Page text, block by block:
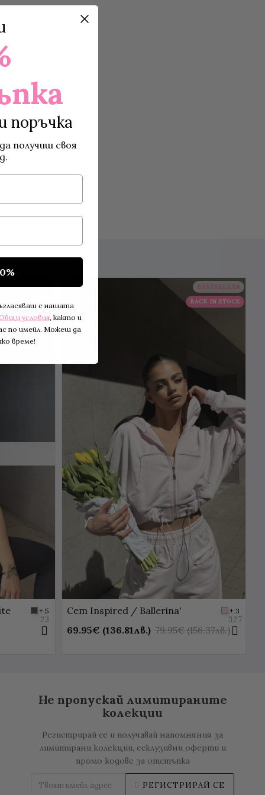
+ 5
23
BESTSELLER
BACK IN STOCK
-13 %
Сет Inspired / Ballerina' + 3
69.95€ (136.81лв.) 79.95€ (156.37лв.)
327
Не пропускай лимитираните
колекции
Регистрирай се и получавай напомняния за
лимитирани колекции, есклузивни оферти и
промо кодове за отстъпка
РЕГИСТРИРАЙ СЕ
поръчка
получиш своя
с нашата
Общи условия, както и
по имейл. Можеш да
време!